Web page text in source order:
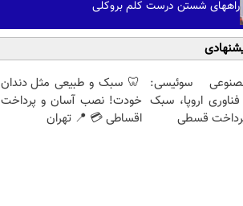
راههای شستن درست کلم بروکلی
سوئیسی:
اروپا، سبک
قسطی
🦷 سبک و طبیعی مثل دندان
خودت! نصب آسان و پرداخت
اقساطی 💳 📍 تهران